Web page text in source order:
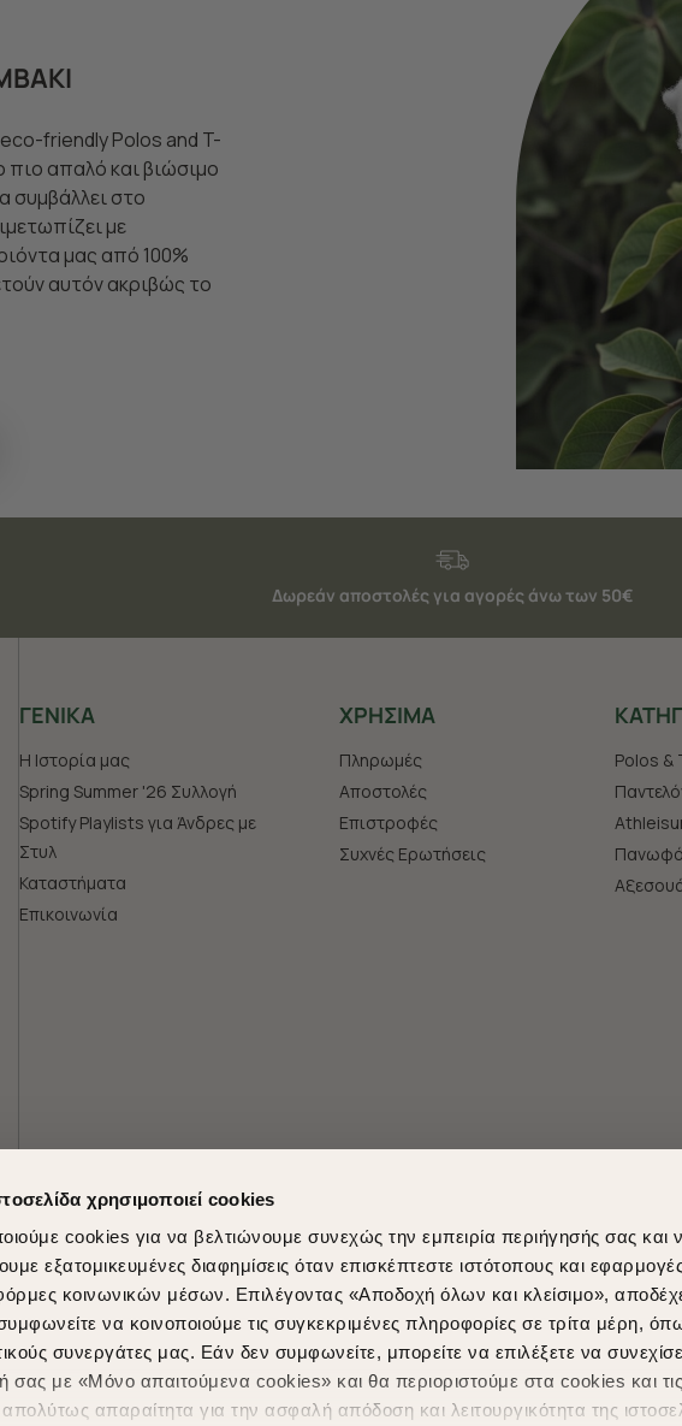
χρησιμοποιεί cookies
cookies για να βελτιώνουμε συνεχώς την εμπειρία περιήγησής σας και
εξατομικευμένες διαφημίσεις όταν επισκέπτεστε ιστότοπους και
κοινωνικών μέσων. Επιλέγοντας «Αποδοχή όλων και κλείσιμο»,
να κοινοποιούμε τις συγκεκριμένες πληροφορίες σε τρίτα μέρη,
συνεργάτες μας. Εάν δεν συμφωνείτε, μπορείτε να επιλέξετε να
σας με «Μόνο απαιτούμενα cookies» και θα περιοριστούμε στα cookies και τις
απολύτως απαραίτητα για την ασφαλή απόδοση και λειτουργικότητα της
friendly Polos and T-
απαλό και βιώσιμο
συμβάλλει στο
με
μας από 100%
αυτόν ακριβώς το
Δωρεάν αποστολές για αγορές άνω των 50€
ΓΕΝΙΚΑ
Η Ιστορία μας
Spring Summer '26 Συλλογή
Spotify Playlists για Άνδρες με
Στυλ
Καταστήματα
Επικοινωνία
ΧΡHΣΙΜΑ
Πληρωμές
Αποστολές
Επιστροφές
Συχνές Ερωτήσεις
Polos &
Shopping in secure with Shipping